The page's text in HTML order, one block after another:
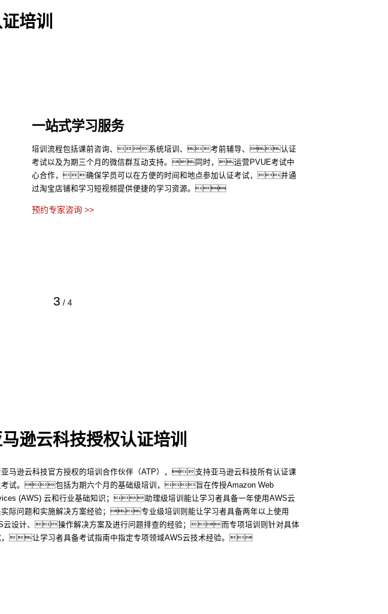
培训
3 / 4
一站式学习服务
培训流程包括课前咨询、系统培训、考前辅导、认证
考试以及为期三个月的微信群互动支持。同时，运营PVUE考试中
心合作，确保学员可以在方便的时间和地点参加认证考试，并通
过淘宝店铺和学习短视频提供便捷的学习资源。
预约专家咨询 >>
逊云科技授权认证培训
亚马逊云科技官方授权的培训合作伙伴（ATP），支持亚马逊云科技所有认证课
考试。包括为期六个月的基础级培训，旨在传授Amazon Web
(AWS) 云和行业基础知识；助理级培训能让学习者具备一年使用AWS云
实际问题和实施解决方案经验；专业级培训则能让学习者具备两年以上使用
云设计、操作解决方案及进行问题排查的经验；而专项培训则针对具体
，让学习者具备考试指南中指定专项领域AWS云技术经验。